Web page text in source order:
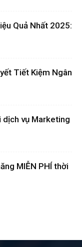
Quả Nhất 2025:
Tiết Kiệm Ngân
dịch vụ Marketing
MIỄN PHÍ thời